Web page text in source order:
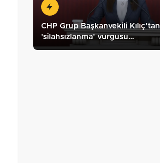
CHP Grup Başkanvekili Kılıç’tan
'silahsızlanma' vurgusu…